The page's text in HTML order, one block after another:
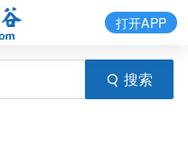
搜索
打开APP